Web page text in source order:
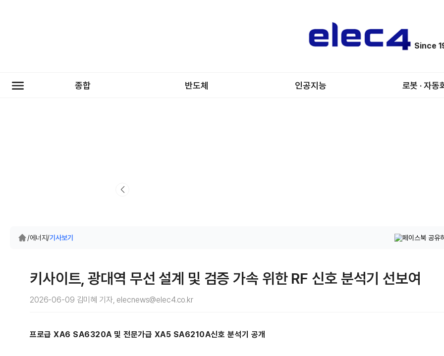
Since
종합 반도체 인공지능 로봇 · 자동
/에너지 /기사보기
키사이트, 광대역 무선 설계 및 검증 가속 위한 RF 신호 분석기 선보여
2026-06-09 김미혜 기자, elecnews@elec4.co.kr
프로급 XA6 SA6320A 및 전문가급 XA5 SA6210A신호 분석기 공개